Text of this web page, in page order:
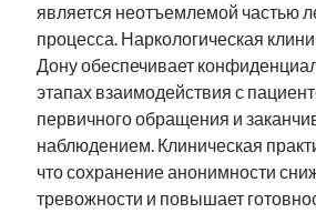
является неотъемлемой частью
процесса. Наркологическая
Дону обеспечивает
этапах взаимодействия с
первичного обращения и
наблюдением. Клиническая
что сохранение анонимности
тревожности и повышает